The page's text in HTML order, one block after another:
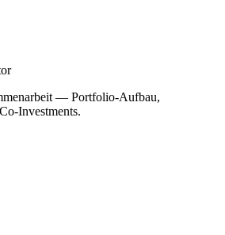
— Portfolio-Aufbau,
Investments.